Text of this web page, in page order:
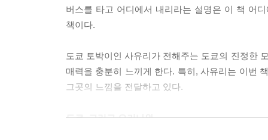
해질녘 하늘이 부드러운 빛으로 부치 군과 아저씨
태양이 져가는 하늘을 바라보면서 아저씨는 기쁜
나는 이 아저씨가 좋아졌다.
아마, 아저씨의 부치 군도 아저씨가 좋은 거겠지.
이제 두 번 다시 그들을 만나지 않을지도 모른다.
버스를 타고 어디에서 내리라는 설명은 이 책 어
책이다.
도쿄 토박이인 사유리가 전해주는 도쿄의 진정한
매력을 충분히 느끼게 한다. 특히, 사유리는 이번
그곳의 느낌을 전달하고 있다.
도쿄, 그리고 오키나와…